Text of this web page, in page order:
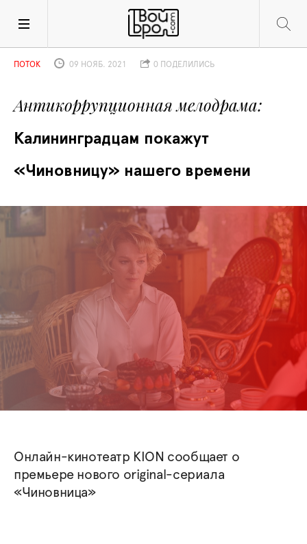
Антикоррупционная мелодрама
Калининградцам покажут
«Чиновницу» нашего времени
ПОТОК 09 НОЯБ. 2021 0 ПОДЕЛИЛИСЬ
Онлайн-кинотеатр KION сообщает о
премьере нового original-сериала
«Чиновница»